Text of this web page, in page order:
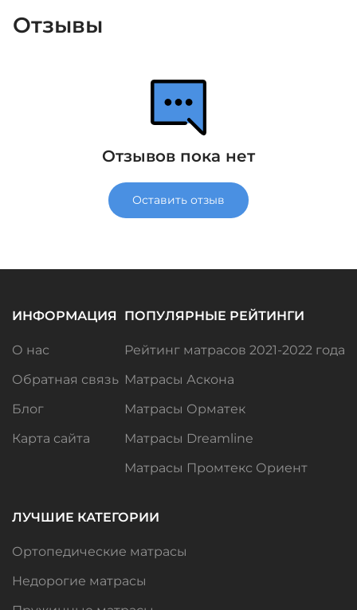
Отзывы
Отзывов пока нет
Оставить отзыв
ИНФОРМАЦИЯ
О нас
Обратная связь
Блог
Карта сайта
ПОПУЛЯРНЫЕ РЕЙТИНГИ
Рейтинг матрасов 2021-2022 года
Матрасы Аскона
Матрасы Орматек
Матрасы Dreamline
Матрасы Промтекс Ориент
ЛУЧШИЕ КАТЕГОРИИ
Ортопедические матрасы
Недорогие матрасы